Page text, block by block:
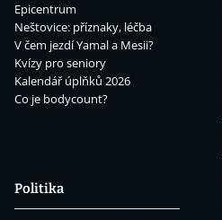
Epicentrum
Neštovice: příznaky, léčba
V čem jezdí Yamal a Mesii?
Kvízy pro seniory
Kalendář úplňků 2026
Co je bodycount?
Politika